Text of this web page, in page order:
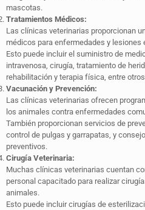
mascotas.
Tratamientos Médicos:
Las clínicas veterinarias proporcionan
médicos para enfermedades y lesiones
Esto puede incluir el suministro de
intravenosa, cirugía, tratamiento de
rehabilitación y terapia física, entre
Vacunación y Prevención:
Las clínicas veterinarias ofrecen
los animales contra enfermedades
También proporcionan servicios de
control de pulgas y garrapatas, y
preventivos.
Cirugía Veterinaria:
Muchas clínicas veterinarias cuentan
personal capacitado para realizar
animales.
Esto puede incluir cirugías de